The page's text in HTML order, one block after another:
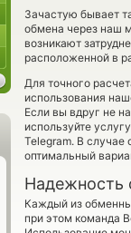
Зачастую бывает
обмена через наш
возникают
расположенной в
Для точного
использования
Если вы вдруг не
используйте
Telegram. В
оптимальный
Надежность
Каждый из
при этом команда